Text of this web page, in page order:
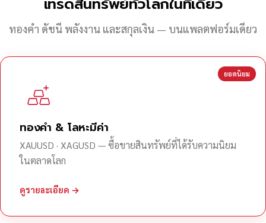
ทองคำ ดัชนี พลังงาน และสกุลเงิน — บนแพลตฟอร์มเดียว
ยอดนิยม
ทองคำ & โลหะมีค่า
XAUUSD · XAGUSD — ซื้อขายสินทรัพย์ที่ได้รับความนิยม
ในตลาดโลก
ดูรายละเอียด →